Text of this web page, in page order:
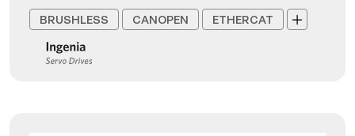
BRUSHLESS CANOPEN ETHERCAT